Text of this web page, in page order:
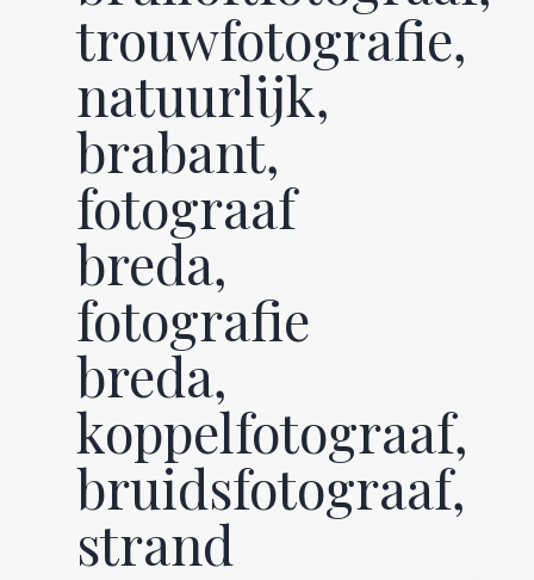
trouwfotografie,
natuurlijk,
brabant,
fotograaf
breda,
fotografie
breda,
koppelfotograaf,
bruidsfotograaf,
strand